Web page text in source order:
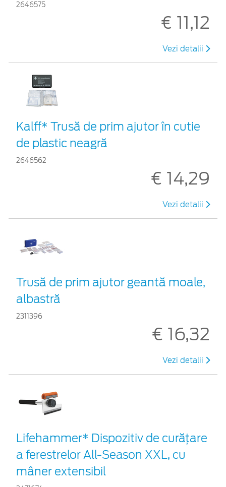
2646575
€ 11,12
Vezi detalii
Kalff* Trusă de prim ajutor în cutie
de plastic neagră
2646562
€ 14,29
Vezi detalii
Trusă de prim ajutor geantă moale,
albastră
2311396
€ 16,32
Vezi detalii
Lifehammer* Dispozitiv de curățare
a ferestrelor All-Season XXL, cu
mâner extensibil